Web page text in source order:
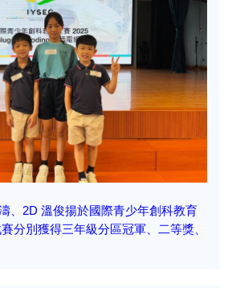
、2D 溫俊揚於國際青少年創科教育
分別獲得三年級分區冠軍、二等獎、